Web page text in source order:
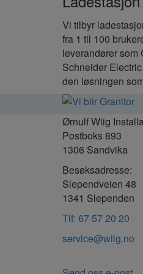
Vi tilbyr
fra 1 til 100
leverandører som
Schneider Electric
den løsningen
Ørnulf Wiig
Postboks 893
1306 Sandvika
Besøksadresse:
Slependveien 48
1341 Slependen
Tlf: 67 57 20 20
service@wiig.no